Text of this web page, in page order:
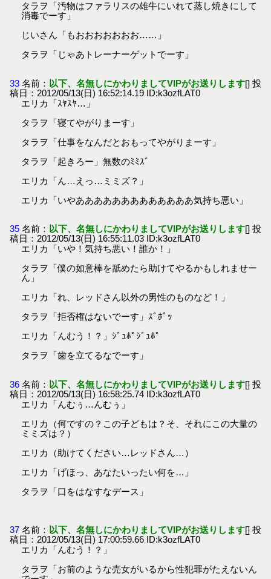
タラヲ「汚物はファラリスの雄牛にいれて蒸し焼きにして
消毒でーす」
じいさん「もおおおおおおお……」
タラヲ「じゃあトレーナーゲットでーす」
33 名前： 以下、名無しにかわりましてVIPがお送りします[] 投
稿日：2012/05/13(日) 16:52:14.19 ID:k3ozfLAT0
エリカ「ｽﾔｽﾔ…」
タラヲ「寝てやがりまーす」
タラヲ「仕事をなんだとおもってやがりまーす」
タラヲ「起きろー」無数のﾐﾐｽﾞ
エリカ「ん…えっ…ミミズ？」
エリカ「いやあああああああああああああ気持ち悪い」
35 名前： 以下、名無しにかわりましてVIPがお送りします[] 投
稿日：2012/05/13(日) 16:55:11.03 ID:k3ozfLAT0
エリカ「いや！気持ち悪い！誰か！」
タラヲ「僕の如意棒を舐めたら助けてやるかもしれませー
ん」
エリカ「れ、レッドさん以外の男性のものなど！」
タラヲ「拒否権はないでーす」ｽﾞﾎﾟｯ
エリカ「んむう！？」ｼﾞｭﾎﾟｼﾞｭﾎﾟ
タラヲ「歯を立てるなでーす」
36 名前： 以下、名無しにかわりましてVIPがお送りします[] 投
稿日：2012/05/13(日) 16:58:25.74 ID:k3ozfLAT0
エリカ「んむぅ…んむぅ」
エリカ（何ですの？この子どもは？そ、それにこの大量の
ミミズは？）
エリカ（助けてください…レッドさん…）
エリカ「げほっ、あなたいったい何を…」
タラヲ「口をはなすなデース」
37 名前： 以下、名無しにかわりましてVIPがお送りします[] 投
稿日：2012/05/13(日) 17:00:59.66 ID:k3ozfLAT0
エリカ「んむう！？」
タラヲ「お前のような売女がいるから性犯罪がたえないん